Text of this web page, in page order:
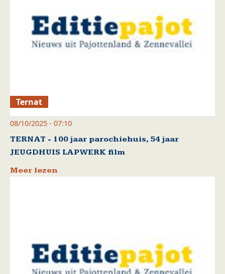
Ternat
08/10/2025 - 07:10
TERNAT - 100 jaar parochiehuis, 54 jaar
JEUGDHUIS LAPWERK film
Meer lezen